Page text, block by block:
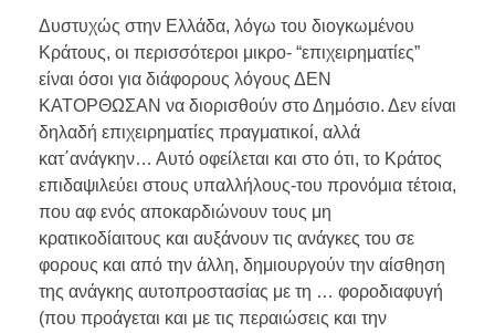
Δυστυχώς στην Ελλάδα, λόγω του διογκωμένου
Κράτους, οι περισσότεροι μικρο- “επιχειρηματίες”
είναι όσοι για διάφορους λόγους ΔΕΝ
ΚΑΤΟΡΘΩΣΑΝ να διορισθούν στο Δημόσιο. Δεν είναι
δηλαδή επιχειρηματίες πραγματικοί, αλλά
κατ΄ανάγκην… Αυτό οφείλεται και στο ότι, το Κράτος
επιδαψιλεύει στους υπαλλήλους-του προνόμια τέτοια,
που αφ ενός αποκαρδιώνουν τους μη
κρατικοδίαιτους και αυξάνουν τις ανάγκες του σε
φορους και από την άλλη, δημιουργούν την αίσθηση
της ανάγκης αυτοπροστασίας με τη … φοροδιαφυγή
(που προάγεται και με τις περαιώσεις και την